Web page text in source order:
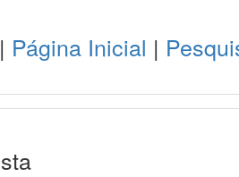
| Página Inicial |